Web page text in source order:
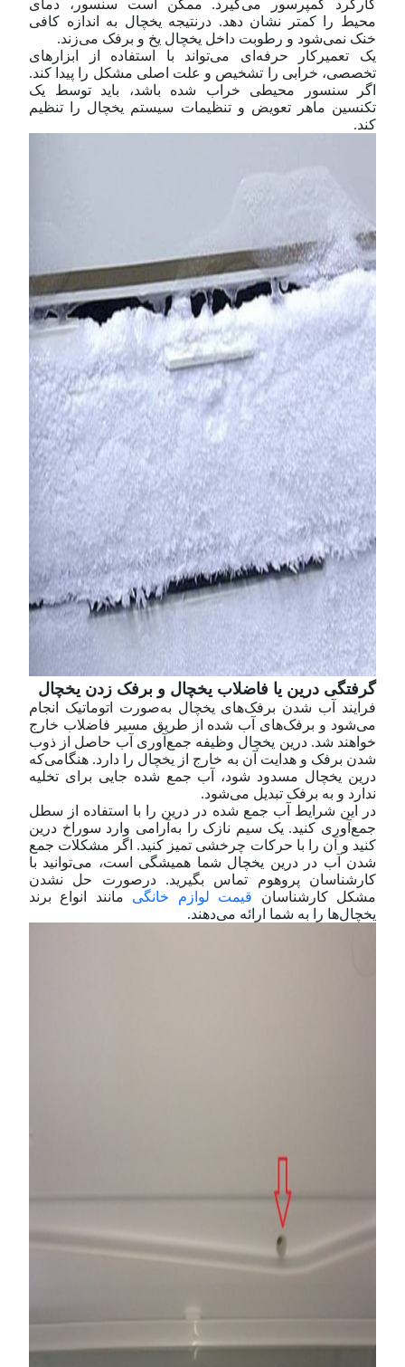
کارکرد کمپرسور می‌گیرد. ممکن است سنسور، دمای
محیط را کمتر نشان دهد. در‌نتیجه یخچال به اندازه کافی
خنک نمی‌شود و رطوبت داخل یخچال یخ و برفک می‌زند.
یک تعمیر‌کار حرفه‌ای می‌تواند با استفاده از ابزار‌های
تخصصی، خرابی را تشخیص و علت اصلی مشکل را پیدا کند.
اگر سنسور محیطی خراب شده باشد، باید توسط یک
تکنسین ماهر تعویض و تنظیمات سیستم یخچال را تنظیم
کند.
گرفتگی درین یا فاضلاب یخچال و برفک زدن یخچال
فرایند آب شدن برفک‌های یخچال به‌صورت اتوماتیک انجام
می‌شود و برفک‌های آب شده از طریق مسیر فاضلاب خارج
خواهند شد. درین یخچال وظیفه جمع‌آوری آب حاصل از ذوب
شدن برفک و هدایت آن به خارج از یخچال را دارد. هنگامی‌که
درین یخچال مسدود شود، آب جمع شده جایی برای تخلیه
ندارد و به برفک تبدیل می‌شود.
در این شرایط آب جمع شده در درین را با استفاده از سطل
جمع‌آوری کنید. یک سیم نازک را به‌آرامی وارد سوراخ درین
کنید و آن را با حرکات چرخشی تمیز کنید. اگر مشکلات جمع
شدن آب در درین یخچال شما همیشگی است، می‌توانید با
کارشناسان پروهوم تماس بگیرید. در‌صورت حل نشدن
مشکل کارشناسان قیمت لوازم خانگی مانند انواع برند
یخچال‌ها را به شما ارائه می‌دهند.